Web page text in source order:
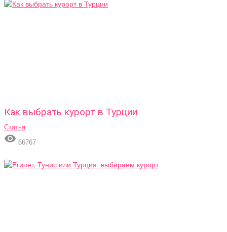
Как выбрать курорт в Турции
Статья
 66767